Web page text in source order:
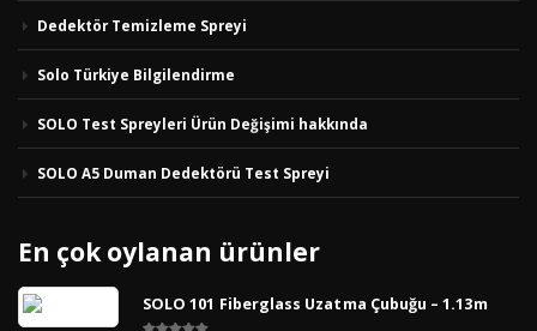
Dedektör Temizleme Spreyi
Solo Türkiye Bilgilendirme
SOLO Test Spreyleri Ürün Değişimi hakkında
SOLO A5 Duman Dedektörü Test Spreyi
En çok oylanan ürünler
SOLO 101 Fiberglass Uzatma Çubuğu – 1.13m